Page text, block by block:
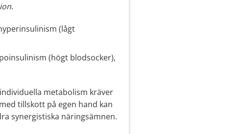
.
(lågt
(högt blodsocker),
metabolism kräver
tillskott på egen hand kan
synergistiska näringsämnen.